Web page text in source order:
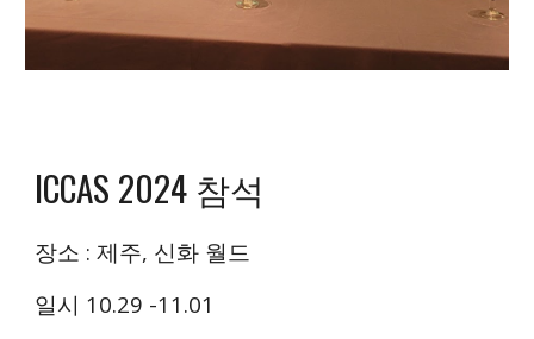
ICCAS 2024 참석
장소 :제주, 신화 월드
일시 10.29 -11 .01